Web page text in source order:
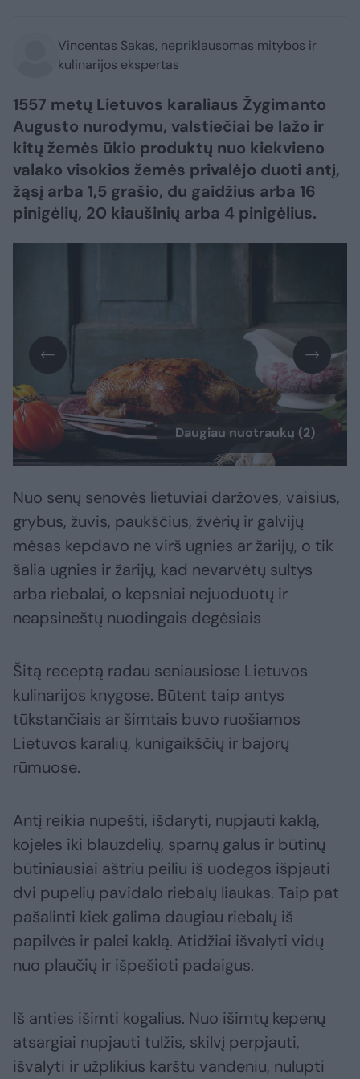
Vincentas Sakas, nepriklausomas mitybos ir
kulinarijos ekspertas
1557 metų Lietuvos karaliaus Žygimanto
Augusto nurodymu, valstiečiai be lažo ir
kitų žemės ūkio produktų nuo kiekvieno
valako visokios žemės privalėjo duoti antį,
žąsį arba 1,5 grašio, du gaidžius arba 16
pinigėlių, 20 kiaušinių arba 4 pinigėlius.
Daugiau nuotraukų (2)
Nuo senų senovės lietuviai daržoves, vaisius,
grybus, žuvis, paukščius, žvėrių ir galvijų
mėsas kepdavo ne virš ugnies ar žarijų, o tik
šalia ugnies ir žarijų, kad nevarvėtų sultys
arba riebalai, o kepsniai nejuoduotų ir
neapsineštų nuodingais degėsiais
Šitą receptą radau seniausiose Lietuvos
kulinarijos knygose. Būtent taip antys
tūkstančiais ar šimtais buvo ruošiamos
Lietuvos karalių, kunigaikščių ir bajorų
rūmuose.
Antį reikia nupešti, išdaryti, nupjauti kaklą,
kojeles iki blauzdelių, sparnų galus ir būtinų
būtiniausiai aštriu peiliu iš uodegos išpjauti
dvi pupelių pavidalo riebalų liaukas. Taip pat
pašalinti kiek galima daugiau riebalų iš
papilvės ir palei kaklą. Atidžiai išvalyti vidų
nuo plaučių ir išpešioti padaigus.
Iš anties išimti kogalius. Nuo išimtų kepenų
atsargiai nupjauti tulžis, skilvį perpjauti,
išvalyti ir užplikius karštu vandeniu, nulupti